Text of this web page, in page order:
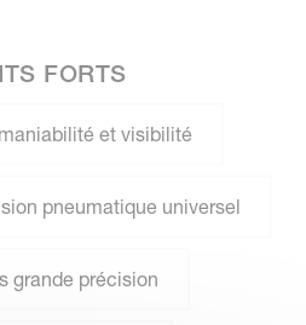
FORTS
et visibilité
pneumatique universel
grande précision